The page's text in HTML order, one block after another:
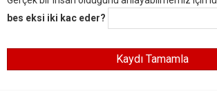
bes eksi iki kac eder?